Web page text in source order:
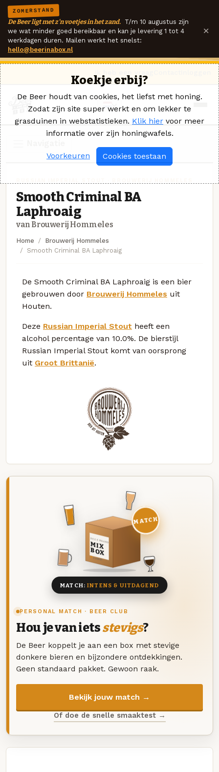
ZOMERSTAND
De Beer ligt met z'n voetjes in het zand. T/m 10 augustus zijn
we wat minder goed bereikbaar en kan je levering 1 tot 4
werkdagen duren. Mailen werkt het snelst:
hello@beerinabox.nl
×
Smooth Criminal BA
Laphroaig
van Brouwerij Hommeles
Home
Brouwerij Hommeles
Smooth Criminal BA Laphroaig
De Smooth Criminal BA Laphroaig is een bier
gebrouwen door Brouwerij Hommeles uit
Houten.
Deze Russian Imperial Stout heeft een
alcohol percentage van 10.0%. De bierstijl
Russian Imperial Stout komt van oorsprong
uit Groot Brittanië.
PERSONAL MATCH · BEER CLUB
Hou je van ietsstevigs?
De Beer koppelt je aan een box met stevige
donkere bieren en bijzondere ontdekkingen.
Geen standaard pakket. Gewoon raak.
Bekijk jouw match →
Of doe de snelle smaaktest →
DEZE MAAND
MIX
BOX
8 BIEREN
MATCH
MATCH:INTENS & UITDAGEND
Koekje erbij?
De Beer houdt van cookies, het liefst met honing.
Zodat zijn site super werkt en om lekker te
grasduinen in webstatistieken. Klik hier voor meer
informatie over zijn honingwafels.
Voorkeuren Cookies toestaan